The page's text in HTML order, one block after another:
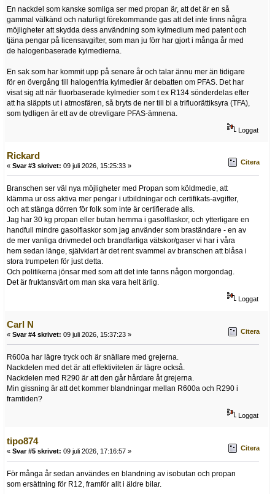
En nackdel som kanske somliga ser med propan är, att det är en så
gammal välkänd och naturligt förekommande gas att det inte finns några
möjligheter att skydda dess användning som kylmedium med patent och
tjäna pengar på licensavgifter, som man ju förr har gjort i många år med
de halogenbaserade kylmedierna.
En sak som har kommit upp på senare år och talar ännu mer än tidigare
för en övergång till halogenfria kylmedier är debatten om PFAS. Det har
visat sig att när fluorbaserade kylmedier som t ex R134 sönderdelas efter
att ha släppts ut i atmosfären, så bryts de ner till bl a trifluorättiksyra (TFA),
som tydligen är ett av de otrevligare PFAS-ämnena.
Loggat
Rickard
« Svar #3 skrivet: 09 juli 2026, 15:25:33 » Citera
Branschen ser väl nya möjligheter med Propan som köldmedie, att
klämma ur oss aktiva mer pengar i utbildningar och certifikats-avgifter,
och att stänga dörren för folk som inte är certifierade alls.
Jag har 30 kg propan eller butan hemma i gasolflaskor, och ytterligare en
handfull mindre gasolflaskor som jag använder som braständare - en av
de mer vanliga drivmedel och brandfarliga vätskor/gaser vi har i våra
hem sedan länge, självklart är det rent svammel av branschen att blåsa i
stora trumpeten för just detta.
Och politikerna jönsar med som att det inte fanns någon morgondag.
Det är fruktansvärt om man ska vara helt ärlig.
Loggat
Carl N
« Svar #4 skrivet: 09 juli 2026, 15:37:23 » Citera
R600a har lägre tryck och är snällare med grejerna.
Nackdelen med det är att effektiviteten är lägre också.
Nackdelen med R290 är att den går hårdare åt grejerna.
Min gissning är att det kommer blandningar mellan R600a och R290 i
framtiden?
Loggat
tipo874
« Svar #5 skrivet: 09 juli 2026, 17:16:57 » Citera
För många år sedan användes en blandning av isobutan och propan
som ersättning för R12, framför allt i äldre bilar.